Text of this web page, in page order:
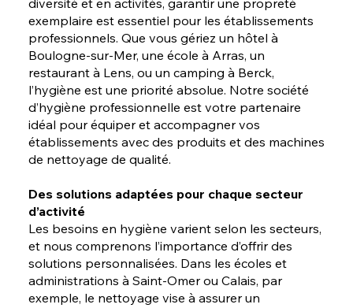
exemplaire est essentiel pour les établissements
professionnels. Que vous gériez un hôtel à
Boulogne-sur-Mer, une école à Arras, un
restaurant à Lens, ou un camping à Berck,
l’hygiène est une priorité absolue. Notre société
d’hygiène professionnelle est votre partenaire
idéal pour équiper et accompagner vos
établissements avec des produits et des machines
de nettoyage de qualité.
Des solutions adaptées pour chaque secteur
d’activité
Les besoins en hygiène varient selon les secteurs,
et nous comprenons l’importance d’offrir des
solutions personnalisées. Dans les écoles et
administrations à Saint-Omer ou Calais, par
exemple, le nettoyage vise à assurer un